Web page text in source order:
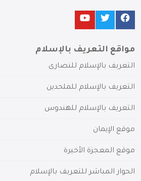
مواقع التعريف بالإسلام
التعريف بالإسلام للنصارى
التعريف بالإسلام للملحدين
التعريف بالإسلام للهندوس
موقع الإيمان
موقع المعجزة الأخيرة
الحوار المباشر للتعريف بالإسلام